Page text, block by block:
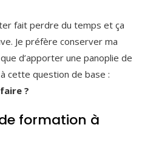
fait perdre du temps et ça
Je préfère conserver ma
d’apporter une panoplie de
cette question de base :
?
formation à